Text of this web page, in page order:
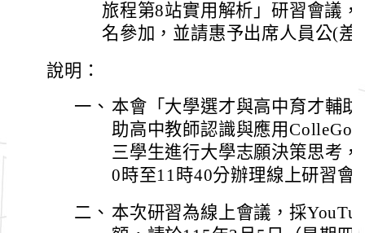
旅程第8站實用解析」研習會議
名參加，並請惠予出席人員公(差
說明：
一、 本會「大學選才與高中育才輔
助高中教師認識與應用
三學生進行大學志願決策思考
0時至11時40分辦理線上研習會
二、 本次研習為線上會議，採